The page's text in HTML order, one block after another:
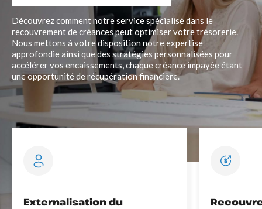
Découvrez comment notre service spécialisé dans le
recouvrement de créances peut optimiser votre trésorerie.
Nous mettons à votre disposition notre expertise
approfondie ainsi que des stratégies personnalisées pour
accélérer vos encaissements, chaque créance impayée étant
une opportunité de récupération financière.
Externalisation du